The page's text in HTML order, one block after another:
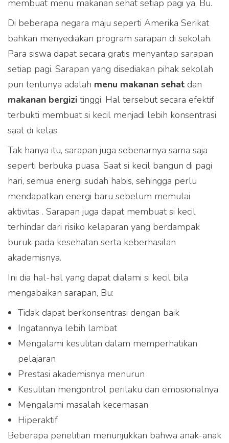
membuat menu makanan sehat setiap pagi ya, Bu.
Di beberapa negara maju seperti Amerika Serikat
bahkan menyediakan program sarapan di sekolah.
Para siswa dapat secara gratis menyantap sarapan
setiap pagi. Sarapan yang disediakan pihak sekolah
pun tentunya adalah menu makanan sehat dan
makanan bergizi tinggi. Hal tersebut secara efektif
terbukti membuat si kecil menjadi lebih konsentrasi
saat di kelas.
Tak hanya itu, sarapan juga sebenarnya sama saja
seperti berbuka puasa. Saat si kecil bangun di pagi
hari, semua energi sudah habis, sehingga perlu
mendapatkan energi baru sebelum memulai
aktivitas . Sarapan juga dapat membuat si kecil
terhindar dari risiko kelaparan yang berdampak
buruk pada kesehatan serta keberhasilan
akademisnya.
Ini dia hal-hal yang dapat dialami si kecil bila
mengabaikan sarapan, Bu:
Tidak dapat berkonsentrasi dengan baik
Ingatannya lebih lambat
Mengalami kesulitan dalam memperhatikan
pelajaran
Prestasi akademisnya menurun
Kesulitan mengontrol perilaku dan emosionalnya
Mengalami masalah kecemasan
Hiperaktif
Beberapa penelitian menunjukkan bahwa anak-anak